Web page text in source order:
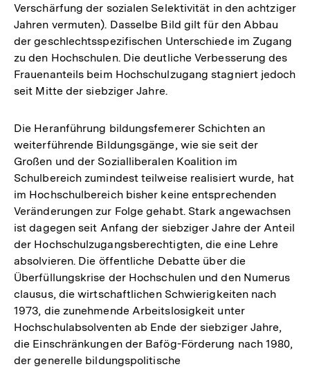
Verschärfung der sozialen Selektivität in den achtziger
Jahren vermuten). Dasselbe Bild gilt für den Abbau
der geschlechtsspezifischen Unterschiede im Zugang
zu den Hochschulen. Die deutliche Verbesserung des
Frauenanteils beim Hochschulzugang stagniert jedoch
seit Mitte der siebziger Jahre.
Die Heranführung bildungsfemerer Schichten an
weiterführende Bildungsgänge, wie sie seit der
Großen und der Sozialliberalen Koalition im
Schulbereich zumindest teilweise realisiert wurde, hat
im Hochschulbereich bisher keine entsprechenden
Veränderungen zur Folge gehabt. Stark angewachsen
ist dagegen seit Anfang der siebziger Jahre der Anteil
der Hochschulzugangsberechtigten, die eine Lehre
absolvieren. Die öffentliche Debatte über die
Überfüllungskrise der Hochschulen und den Numerus
clausus, die wirtschaftlichen Schwierigkeiten nach
1973, die zunehmende Arbeitslosigkeit unter
Hochschulabsolventen ab Ende der siebziger Jahre,
die Einschränkungen der Bafög-Förderung nach 1980,
der generelle bildungspolitische